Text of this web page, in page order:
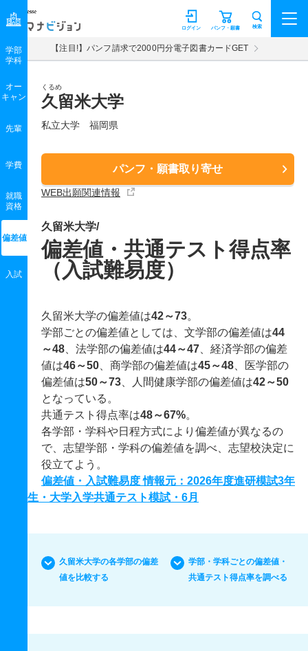
マナビジョン パンフ・願書
ログイン 検索
【注目!】パンフ請求で2000円分電子図書カードGET
くるめ
久留米大学
私立大学 福岡県
パンフ・願書取り寄せ
WEB出願関連情報
学部
学科
オー
キャン
先輩
学費
就職
資格
偏差値
入試
久留米大学/
偏差値・共通テスト得点率
（入試難易度）
久留米大学の偏差値は42～73。
学部ごとの偏差値としては、文学部の偏差値は44
～48 、法学部の偏差値は44～47 、経済学部の偏差
値は46～50 、商学部の偏差値は45～48 、医学部の
偏差値は50～73 、人間健康学部の偏差値は42～50
となっている。
共通テスト得点率は48～67%。
各学部・学科や日程方式により偏差値が異なるの
で、志望学部・学科の偏差値を調べ、志望校決定に
役立てよう。
偏差値・入試難易度 情報元：2026年度進研模試3年
生・大学入学共通テスト模試・6月
久留米大学の各学部の偏差
値を比較する
学部・学科ごとの偏差値・
共通テスト得点率を調べる